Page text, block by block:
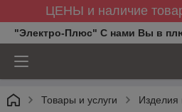
ЦЕНЫ и наличие
"Электро-Плюс" С нами Вы в
Товары и услуги